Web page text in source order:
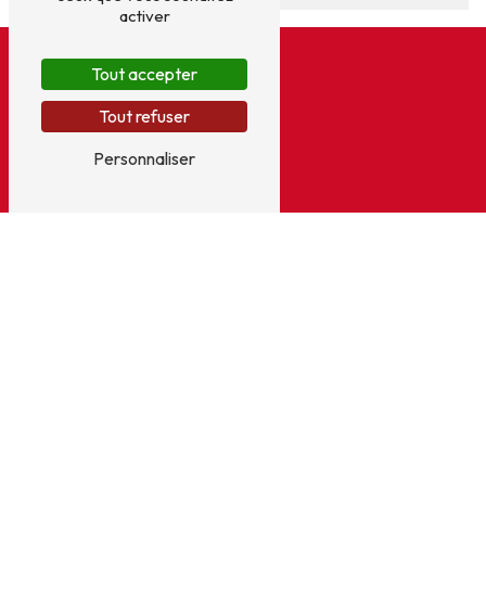
activer
Tout accepter
Tout refuser
Personnaliser